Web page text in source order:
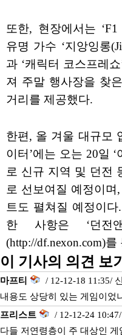
또한, 현장에서는
유명 가수 ‘지앙잉롱
과 ‘캐릭터 코스프레
져 주말 행사장을 찾
거리를 제공했다.
한편, 올 겨울 대규모
이터’에는 오는 20일
로 신규 지역 및 던전
로 선보여질 예정이며
트도 펼쳐질 예정이
한 사항은 ‘던전
(http://df.nexon.com)
이 기사의 의견 보기
마프티 / 12-12-18 11:35/
내용도 상당히 있는 게임이었
프리스트
/ 12-12-24 10:47/
다들 저연령층이 주 대상인 게